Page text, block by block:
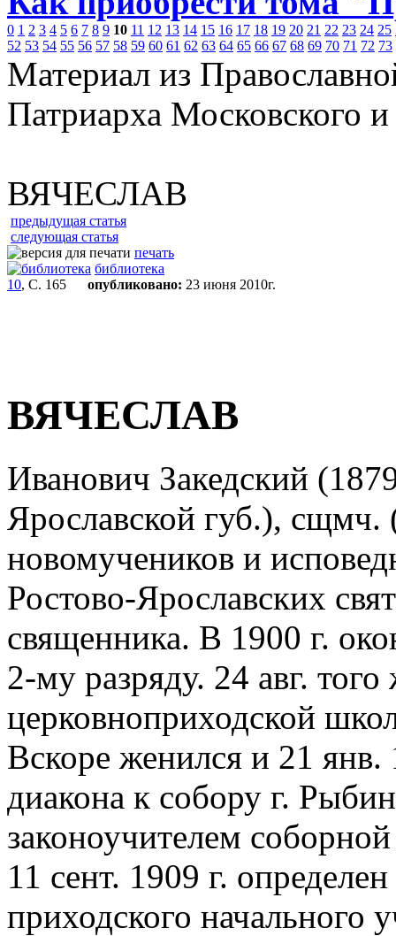
0 1 2 3 4 5 6 7 8 9 10 11 12 13 14 15 16 17 18 19 20 21 22 23 24 25
52 53 54 55 56 57 58 59 60 61 62 63 64 65 66 67 68 69 70 71 72 73
Материал из
Патриарха Московского
ВЯЧЕСЛАВ
предыдущая статья
следующая статья
печать
библиотека
10, С. 165 опубликовано: 23 июня 2010г.
ВЯЧЕСЛАВ
Иванович Закедский
Ярославской губ.), сщмч.
новомучеников и
Ростово-Ярославских
священника. В 1900 г.
2-му разряду. 24 авг.
церковноприходской
Вскоре женился и 21
диакона к собору г.
законоучителем
11 сент. 1909 г.
приходского начального